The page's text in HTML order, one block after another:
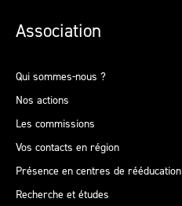
Association
Qui sommes-nous ?
Nos actions
Les commissions
Vos contacts en région
Présence en centres de rééducation
Recherche et études